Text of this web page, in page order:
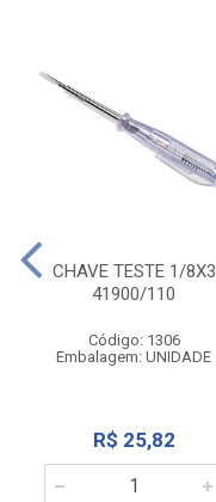
CHAVE TESTE 1/8X3
41900/110
Código: 1306
Embalagem: UNIDADE
R$ 25,82